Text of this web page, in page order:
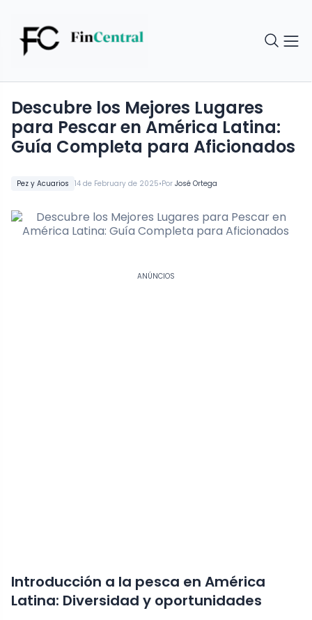
Pez y Acuarios 14 de February de 2025•Por José Ortega
Descubre los Mejores Lugares
para Pescar en América Latina:
Guía Completa para Aficionados
ANÚNCIOS
Introducción a la pesca en América
Latina: Diversidad y oportunidades